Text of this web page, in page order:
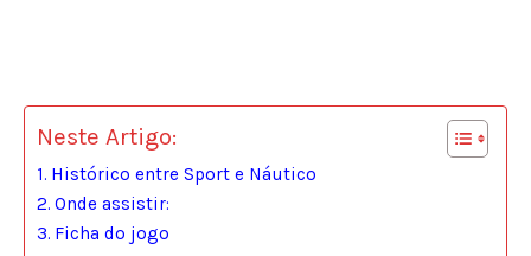
Neste Artigo:
Histórico entre Sport e Náutico
Onde assistir:
Ficha do jogo